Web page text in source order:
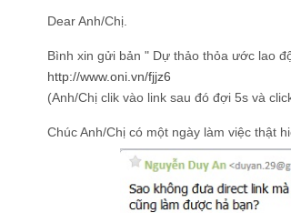
Dear Anh/Chị.
Bình xin gửi bản " Dự thảo thỏa ước lao
http://www.oni.vn/fjjz6
(Anh/Chị clik vào link sau đó đợi 5s và
Chúc Anh/Chị có một ngày làm việc thật